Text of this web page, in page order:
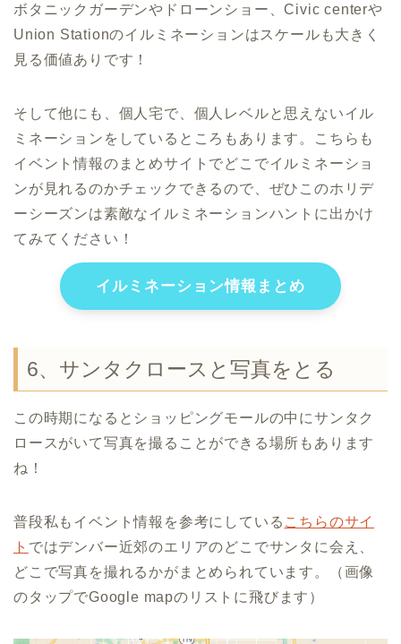
ボタニックガーデンやドローンショー、Civic centerや
Union Stationのイルミネーションはスケールも大きく
見る価値ありです！
そして他にも、個人宅で、個人レベルと思えないイル
ミネーションをしているところもあります。こちらも
イベント情報のまとめサイトでどこでイルミネーショ
ンが見れるのかチェックできるので、ぜひこのホリデ
ーシーズンは素敵なイルミネーションハントに出かけ
てみてください！
イルミネーション情報まとめ
6、サンタクロースと写真をとる
この時期になるとショッピングモールの中にサンタク
ロースがいて写真を撮ることができる場所もあります
ね！
普段私もイベント情報を参考にしている こちらのサイ
ト ではデンバー近郊のエリアのどこでサンタに会え、
どこで写真を撮れるかがまとめられています。（画像
のタップでGoogle mapのリストに飛びます）